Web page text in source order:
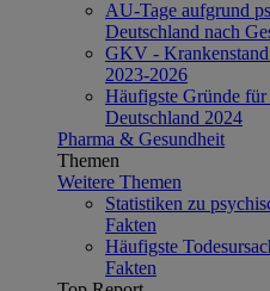
AU-Tage aufgrund
Deutschland nach
GKV - Krankenstand
2023-2026
Häufigste Gründe
Deutschland 2024
Pharma & Gesundheit
Themen
Weitere Themen
Statistiken zu
Fakten
Häufigste
Fakten